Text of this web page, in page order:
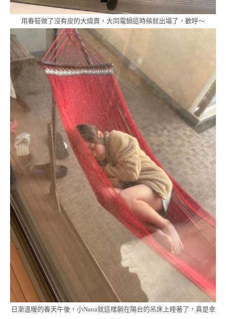
用春筍做了沒有皮的大燒賣，大同電鍋這時候就出場了，歡呼～
日漸溫暖的春天午後，小Nana就這樣躺在陽台的吊床上睡著了，真是幸